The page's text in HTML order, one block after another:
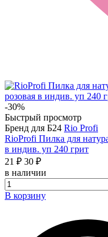
-30%
Быстрый просмотр
Бренд для Б24 Rio Profi
RioProfi Пилка для
в индив. уп 240 грит
21 ₽ 30 ₽
в наличии
В корзину